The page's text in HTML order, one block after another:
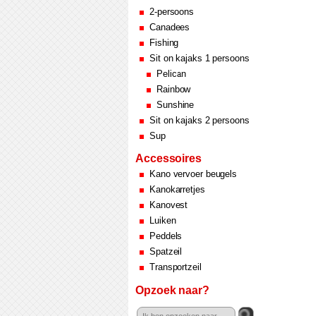
2-persoons
Canadees
Fishing
Sit on kajaks 1 persoons
Pelican
Rainbow
Sunshine
Sit on kajaks 2 persoons
Sup
Accessoires
Kano vervoer beugels
Kanokarretjes
Kanovest
Luiken
Peddels
Spatzeil
Transportzeil
Opzoek naar?